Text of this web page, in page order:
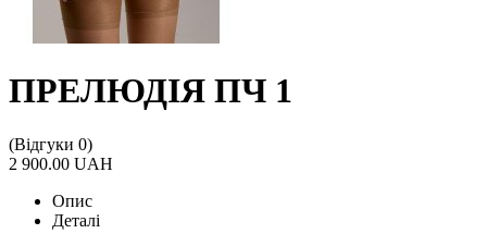
ПРЕЛЮДІЯ ПЧ 1
(Відгуки 0)
2 900.00 UAH
Опис
Деталі